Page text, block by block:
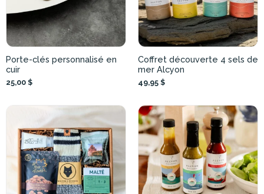
Porte-clés personnalisé en
cuir
25,00 $
Coffret découverte 4 sels de
mer Alcyon
49,95 $